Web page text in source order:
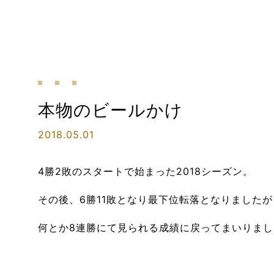
本物のビールかけ
2018.05.01
4勝2敗のスタートで始まった2018シーズン。
その後、6勝11敗となり最下位転落となりました
何とか8連勝にて見られる成績に戻ってまいりま